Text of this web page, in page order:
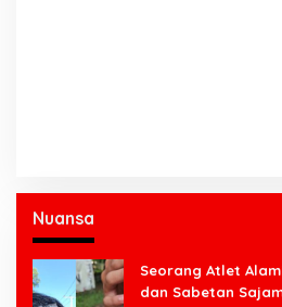
Nuansa
Seorang Atlet
dan Sabetan